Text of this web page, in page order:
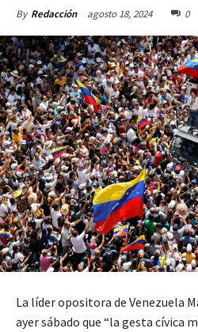
By Redacción agosto 18, 2024 0
La líder opositora de Venezuela
ayer sábado que “la gesta cívica